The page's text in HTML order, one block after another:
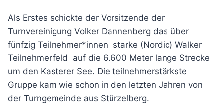
Als Erstes schickte der Vorsitzende der
Turnvereinigung Volker Dannenberg das über
fünfzig Teilnehmer*innen starke (Nordic) Walker
Teilnehmerfeld auf die 6.600 Meter lange Strecke
um den Kasterer See. Die teilnehmerstärkste
Gruppe kam wie schon in den letzten Jahren von
der Turngemeinde aus Stürzelberg.